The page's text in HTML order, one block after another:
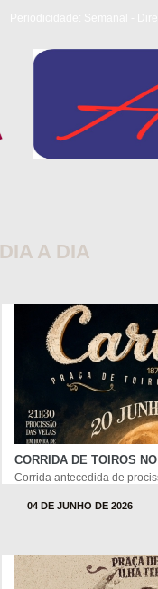
DIA A DIA
CORRIDA DE TOIROS
Corrida antecedida de
04 DE JUNHO DE 2026